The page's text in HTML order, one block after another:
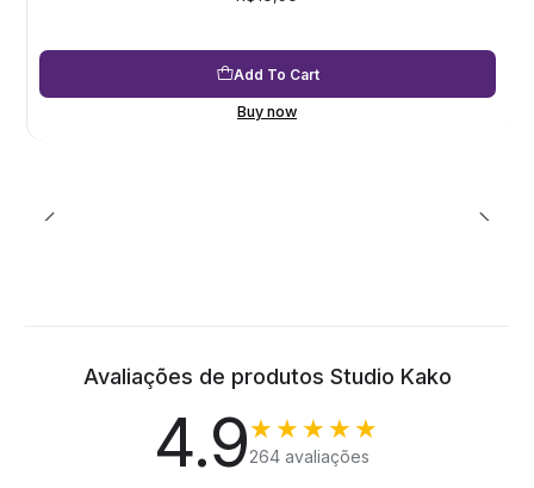
Add To Cart
Buy now
Avaliações de produtos Studio Kako
4.9★★★★★
264 avaliações